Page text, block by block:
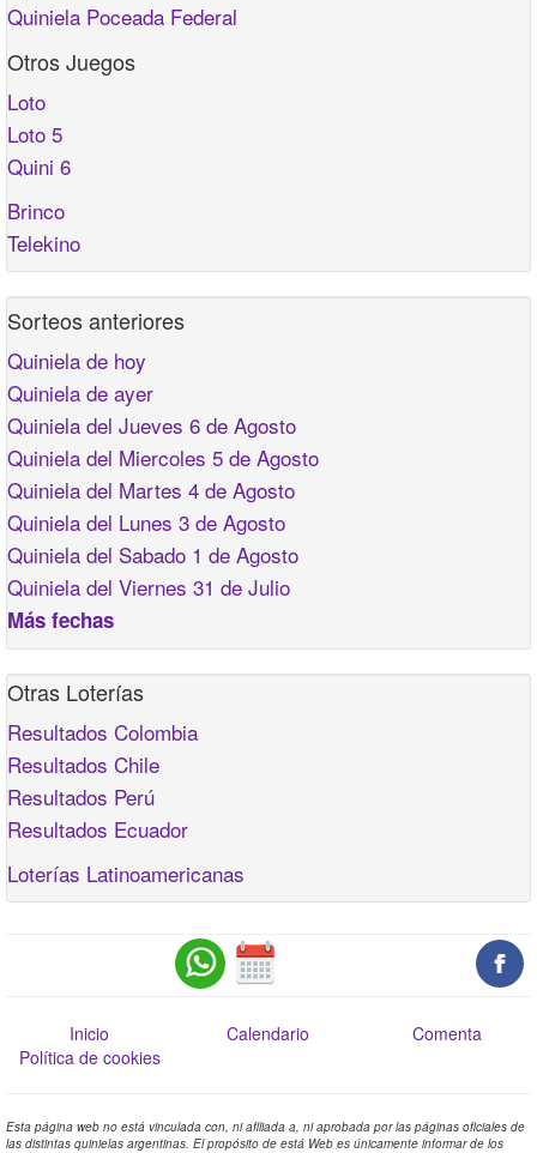
Quiniela Poceada Federal
Otros Juegos
Loto
Loto 5
Quini 6
Brinco
Telekino
Sorteos anteriores
Quiniela de hoy
Quiniela de ayer
Quiniela del Jueves 6 de Agosto
Quiniela del Miercoles 5 de Agosto
Quiniela del Martes 4 de Agosto
Quiniela del Lunes 3 de Agosto
Quiniela del Sabado 1 de Agosto
Quiniela del Viernes 31 de Julio
Más fechas
Otras Loterías
Resultados Colombia
Resultados Chile
Resultados Perú
Resultados Ecuador
Loterías Latinoamericanas
Inicio Calendario
Comenta
Política de cookies
Esta página web no está vinculada con, ni afiliada a, ni aprobada por las páginas oficiales de
las distintas quinielas argentinas. El propósito de está Web es únicamente informar de los